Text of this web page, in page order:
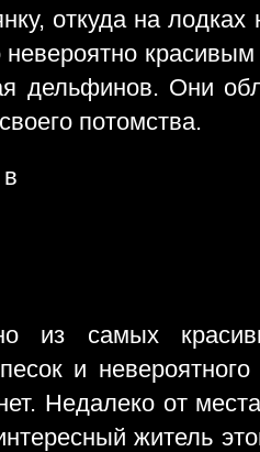
откуда на
красивым
дельфинов. Они
потомства.
самых
и
Недалеко от
житель